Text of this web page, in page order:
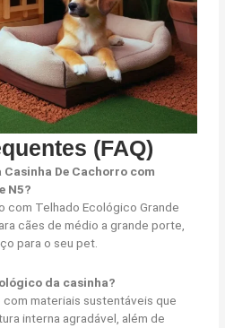
(FAQ)
Casinha De Cachorro com
N5?
com Telhado Ecológico Grande
cães de médio a grande porte,
para o seu pet.
da casinha?
materiais sustentáveis que
interna agradável, além de